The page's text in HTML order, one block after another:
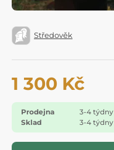
Středověk
1 300 Kč
Prodejna
3-4 týdny
Sklad
3-4 týdny